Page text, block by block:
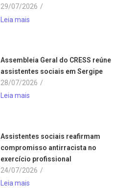
29/07/2026 /
Leia mais
Assembleia Geral do CRESS reúne
assistentes sociais em Sergipe
28/07/2026 /
Leia mais
Assistentes sociais reafirmam
compromisso antirracista no
exercício profissional
24/07/2026 /
Leia mais